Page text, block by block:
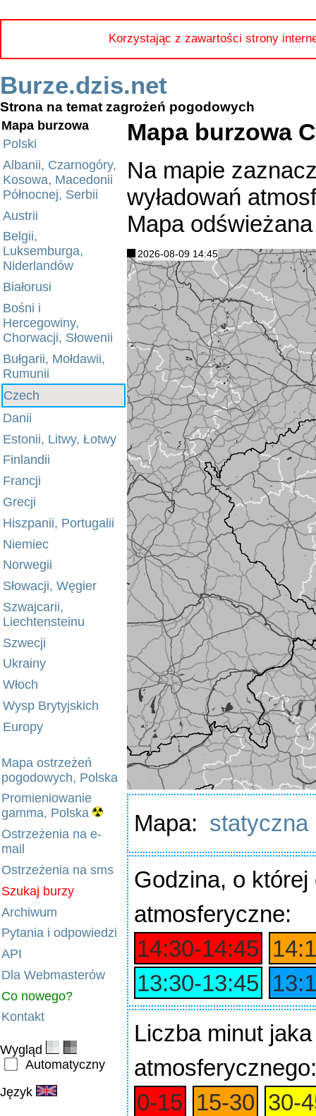
Korzystając z zawartości strony
Burze.dzis.net
Strona na temat zagrożeń pogodowych
Mapa burzowa
Polski
Albanii, Czarnogóry,
Kosowa, Macedonii
Północnej, Serbii
Austrii
Belgii,
Luksemburga,
Niderlandów
Białorusi
Bośni i
Hercegowiny,
Chorwacji, Słowenii
Bułgarii, Mołdawii,
Rumunii
Czech
Danii
Estonii, Litwy, Łotwy
Finlandii
Francji
Grecji
Hiszpanii, Portugalii
Niemiec
Norwegii
Słowacji, Węgier
Szwajcarii,
Liechtensteinu
Szwecji
Ukrainy
Włoch
Wysp Brytyjskich
Europy
Mapa ostrzeżeń
pogodowych, Polska
Promieniowanie
gamma, Polska
Ostrzeżenia na e-
mail
Ostrzeżenia na sms
Szukaj burzy
Archiwum
Pytania i odpowiedzi
API
Dla Webmasterów
Co nowego?
Kontakt
Wygląd
Automatyczny
Język
Mapa burzowa
Na mapie
wyładowań
Mapa
2026-08-09 14:45
Mapa: statyczna
Godzina, o której
atmosferyczne:
14:30‑14:45
13:30‑13:45
Liczba minut jaka
atmosferycznego:
0‑15 15‑30